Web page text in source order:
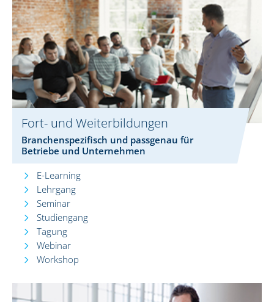
Fort- und Weiterbildungen
Branchenspezifisch und passgenau für
Betriebe und Unternehmen
E-Learning
Lehrgang
Seminar
Studiengang
Tagung
Webinar
Workshop